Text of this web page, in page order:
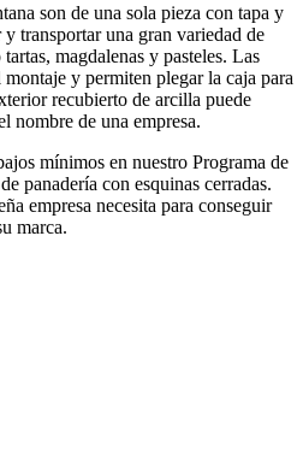
son de una sola pieza con tapa y
transportar una gran variedad de
magdalenas y pasteles. Las
y permiten plegar la caja para
recubierto de arcilla puede
nombre de una empresa.
mínimos en nuestro Programa de
panadería con esquinas cerradas.
empresa necesita para conseguir
marca.